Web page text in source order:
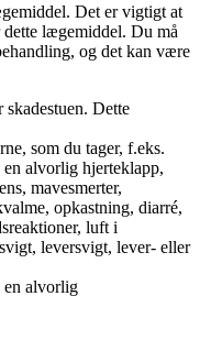
Det er vigtigt at
lægemiddel. Du må
og det kan være
Dette
som du tager, f.eks.
alvorlig hjerteklapp,
mavesmerter,
opkastning, diarré,
luft i
leversvigt, lever- eller
en alvorlig